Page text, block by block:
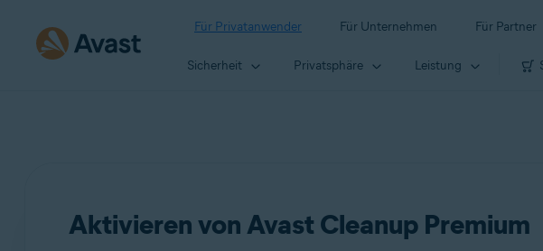
Für Privatanwender Für Unternehmen Für Partner
Sicherheit Privatsphäre Leistung
Aktivieren von Avast Cleanup Premium